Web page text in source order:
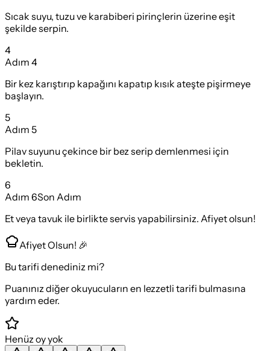
Sıcak suyu, tuzu ve karabiberi pirinçlerin üzerine eşit
şekilde serpin.
4
Adım 4
Bir kez karıştırıp kapağını kapatıp kısık ateşte pişirmeye
başlayın.
5
Adım 5
Pilav suyunu çekince bir bez serip demlenmesi için
bekletin.
6
Adım 6Son Adım
Et veya tavuk ile birlikte servis yapabilirsiniz. Afiyet olsun!
Afiyet Olsun! 🎉
Bu tarifi denediniz mi?
Puanınız diğer okuyucuların en lezzetli tarifi bulmasına
yardım eder.
Henüz oy yok